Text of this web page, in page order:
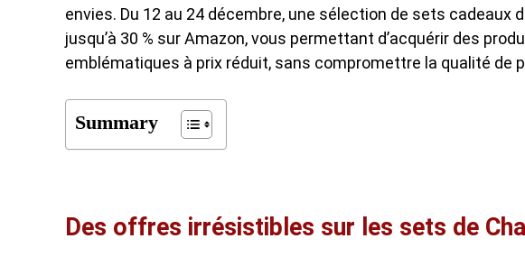
envies. Du 12 au 24 décembre, une sélection de sets cadeaux
jusqu’à 30 % sur Amazon, vous permettant d’acquérir des
emblématiques à prix réduit, sans compromettre la qualité de
Summary
Des offres irrésistibles sur les sets de